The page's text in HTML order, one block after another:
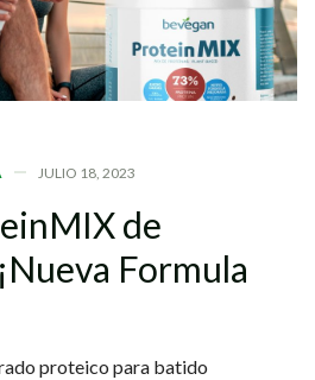
JULIO 18, 2023
de
¡Nueva Formula
proteico para batido